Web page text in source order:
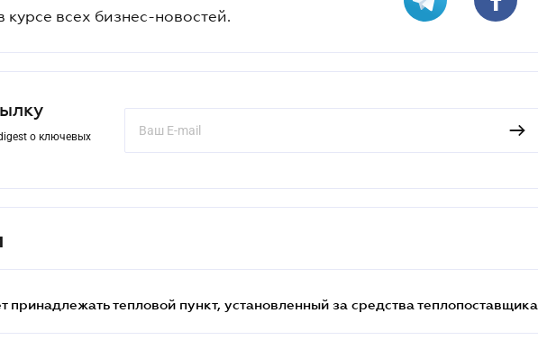
всех бизнес-новостей.
о ключевых
принадлежать тепловой пункт, установленный за средства теплопоставщика